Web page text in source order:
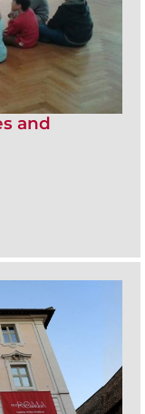
and